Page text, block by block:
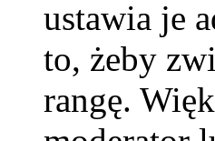
ustawia je
to, żeby
rangę.